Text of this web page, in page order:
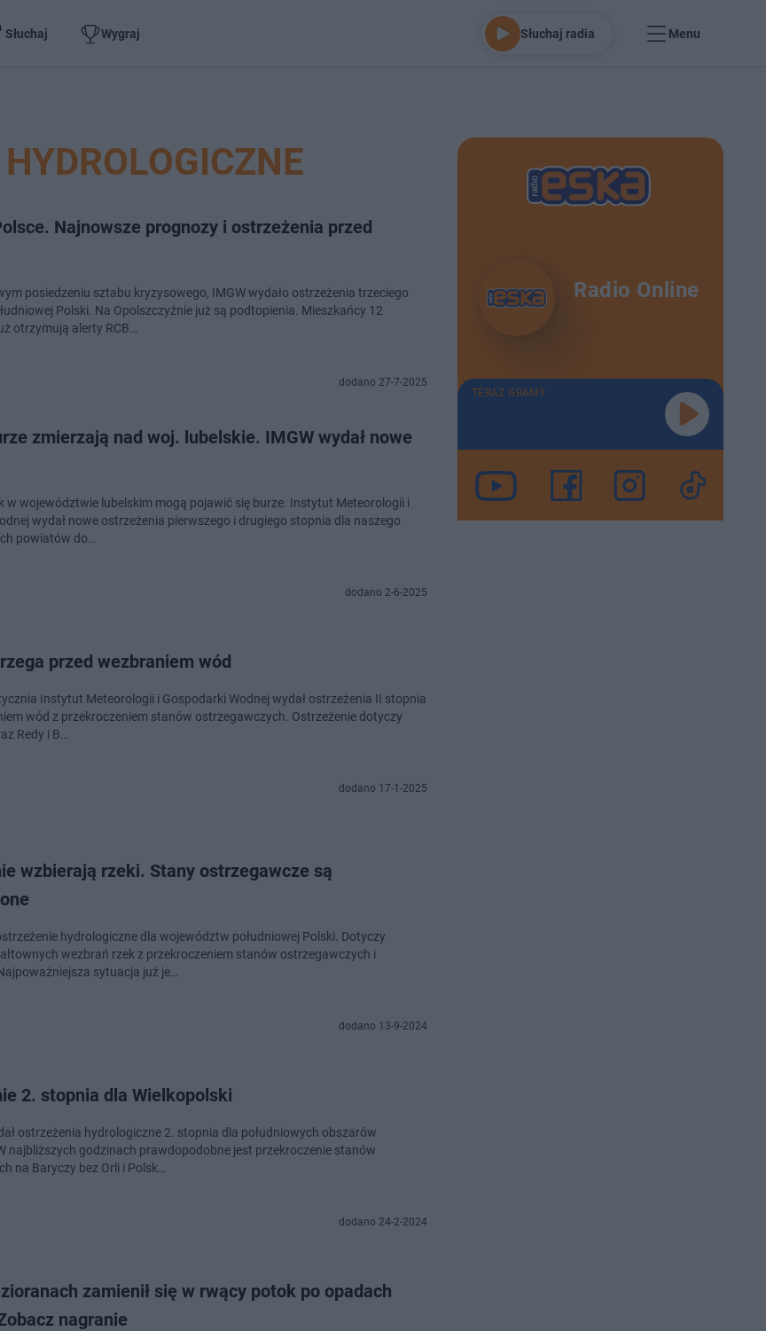
Słuchaj Wygraj Słuchaj radia Menu
Najnowsze prognozy i ostrzeżenia przed
posiedzeniu sztabu kryzysowego, IMGW wydało ostrzeżenia trzeciego
Polski. Na Opolszczyźnie już są podtopienia. Mieszkańcy 12
otrzymują alerty RCB…
dodano 27-7-2025
zmierzają nad woj. lubelskie. IMGW wydał nowe
w województwie lubelskim mogą pojawić się burze. Instytut Meteorologii i
wydał nowe ostrzeżenia pierwszego i drugiego stopnia dla naszego
powiatów do…
dodano 2-6-2025
przed wezbraniem wód
Instytut Meteorologii i Gospodarki Wodnej wydał ostrzeżenia II stopnia
wód z przekroczeniem stanów ostrzegawczych. Ostrzeżenie dotyczy
Redy i B…
dodano 17-1-2025
wzbierają rzeki. Stany ostrzegawcze są
hydrologiczne dla województw południowej Polski. Dotyczy
wezbrań rzek z przekroczeniem stanów ostrzegawczych i
sytuacja już je…
dodano 13-9-2024
2. stopnia dla Wielkopolski
ostrzeżenia hydrologiczne 2. stopnia dla południowych obszarów
najbliższych godzinach prawdopodobne jest przekroczenie stanów
na Baryczy bez Orli i Polsk…
dodano 24-2-2024
zamienił się w rwący potok po opadach
nagranie
Radio Online
TERAZ GRAMY